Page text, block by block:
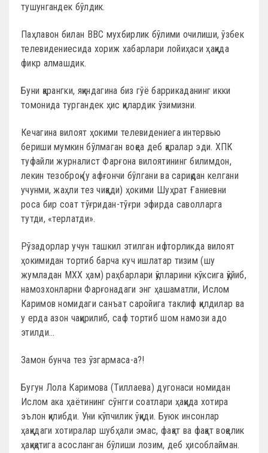
тушунгандек бўлдик.
Паҳлавон билан BBC мухбирлик бўлими очилиши, ўзбек
телевидениесида хориж хабарлари лойиҳаси ҳақида
фикр алмашдик.
Буни қарангки, яқиндагина биз гўё баррикаданинг икки
томонида тургандек ҳис қилардик ўзимизни.
Кечагина вилоят ҳокими телевидениега интервью
бериши мумкин бўлмаган воқеа деб қаралар эди. ХПК
туфайли журналист Фарғона вилоятининг билимдон,
лекин тезоброқ (у афғончи бўлгани ва сариқдан келгани
учунми, жаҳли тез чиқади) ҳокими Шуҳрат Ғаниевни
роса бир соат тўғридан-тўғри эфирда саволларга
тутди, «терлатди».
Рўзадорлар учун ташкил этилган ифторликда вилоят
ҳокимидан тортиб барча куч ишлатар тизим (шу
жумладан МХХ ҳам) раҳбарлари қўлларини кўксига қўйиб,
намозхонларни Фарғонадаги энг ҳашаматли, Ислом
Каримов номидаги санъат саройига таклиф қилдилар ва
у ерда азон чақирилиб, саф тортиб шом намози адо
этилди…
Замон бунча тез ўзгармаса-а?!
Бугун Лола Каримова (Тиллаева) дугонаси номидан
Ислом ака ҳаётининг сўнгги соатлари ҳақида хотира
эълон қилибди. Уни кўпчилик ўқиди. Буюк инсонлар
ҳақидаги хотиралар шубҳали эмас, фақат ва фақат воқелик
ҳақиқатига асосланган бўлиши лозим, деб ҳисоблайман.